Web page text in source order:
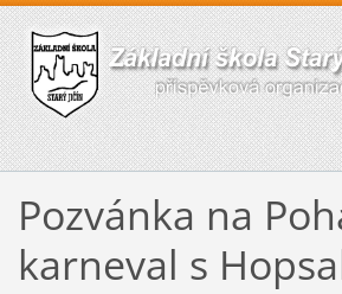
Pozvánka na
karneval s